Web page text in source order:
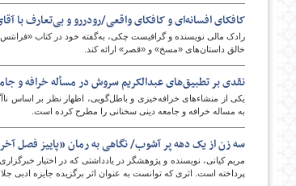
کافکای افسانه‌ای و کافکای واقعی/رودررو و بی‌تعارف با
رادک مالی نویسنده و گرافیست چکی، به‌گفته خود در کتاب
خالق داستان‌های «مسخ» و «قصر» ارائه کند.
نقدی بر تطبیق‌های عبدالکریم سروش در مسأله خرافه و
یکی از منشاءهای خرافه‌خیزی و باطل‌گویی، اظهار نظر بر اساس
به مساله خرافه و جامعه دینی سخنانی را مطرح کرده است.
سه زن از یک دهه پر آشوب/ نگاهی به رمان «پاییز فصل
مریم کیانی، نویسنده و پژوهشگر در یادداشتی که در اختیار
پرداخته است. اثری که توانست به عنوان اثر برگزیده جایزه ادبی